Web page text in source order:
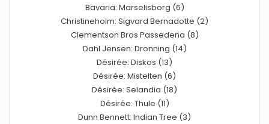
Bavaria: Marselisborg (6)
Christineholm: Sigvard Bernadotte (2)
Clementson Bros Passedena (8)
Dahl Jensen: Dronning (14)
Désirée: Diskos (13)
Désirée: Mistelten (6)
Désirée: Selandia (18)
Désirée: Thule (11)
Dunn Bennett: Indian Tree (3)